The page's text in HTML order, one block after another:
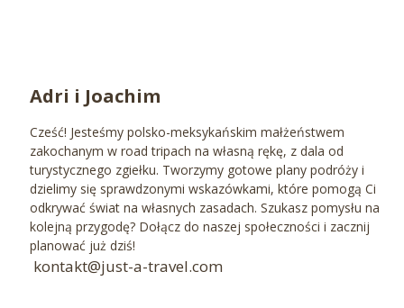
Adri i Joachim
Cześć! Jesteśmy polsko-meksykańskim małżeństwem
zakochanym w road tripach na własną rękę, z dala od
turystycznego zgiełku. Tworzymy gotowe plany podróży i
dzielimy się sprawdzonymi wskazówkami, które pomogą Ci
odkrywać świat na własnych zasadach. Szukasz pomysłu na
kolejną przygodę? Dołącz do naszej społeczności i zacznij
planować już dziś!
kontakt@just-a-travel.com